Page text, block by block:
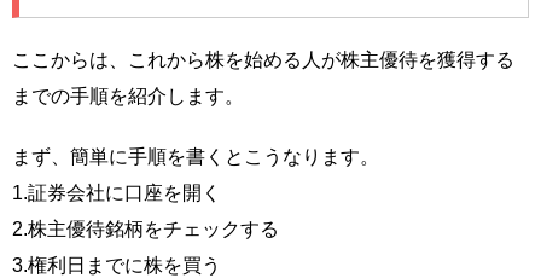
ここからは、これから株を始める人が株主優待を獲得する
までの手順を紹介します。
まず、簡単に手順を書くとこうなります。
1.証券会社に口座を開く
2.株主優待銘柄をチェックする
3.権利日までに株を買う